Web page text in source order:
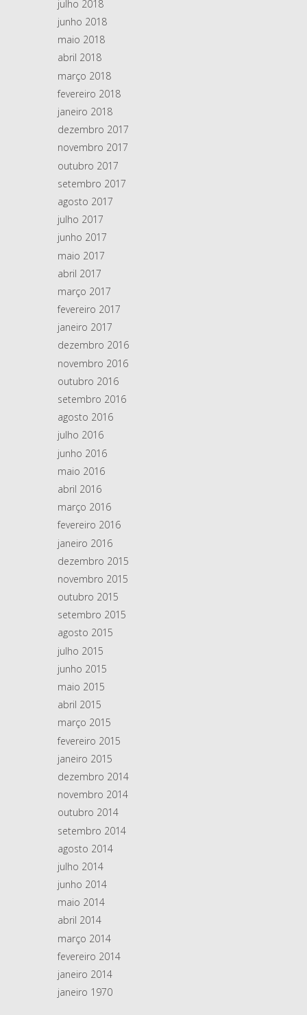
julho 2018
junho 2018
maio 2018
abril 2018
março 2018
fevereiro 2018
janeiro 2018
dezembro 2017
novembro 2017
outubro 2017
setembro 2017
agosto 2017
julho 2017
junho 2017
maio 2017
abril 2017
março 2017
fevereiro 2017
janeiro 2017
dezembro 2016
novembro 2016
outubro 2016
setembro 2016
agosto 2016
julho 2016
junho 2016
maio 2016
abril 2016
março 2016
fevereiro 2016
janeiro 2016
dezembro 2015
novembro 2015
outubro 2015
setembro 2015
agosto 2015
julho 2015
junho 2015
maio 2015
abril 2015
março 2015
fevereiro 2015
janeiro 2015
dezembro 2014
novembro 2014
outubro 2014
setembro 2014
agosto 2014
julho 2014
junho 2014
maio 2014
abril 2014
março 2014
fevereiro 2014
janeiro 2014
janeiro 1970